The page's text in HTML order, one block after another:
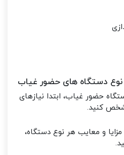
نوع دستگاه های حضور غیاب
حضور غیاب، ابتدا نیازهای
کنید.
و معایب هر نوع دستگاه،